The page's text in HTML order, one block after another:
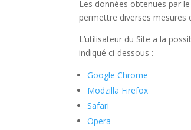
Les données obtenues par
permettre diverses mesures
L’utilisateur du Site a la
indiqué ci-dessous :
Google Chrome
Modzilla Firefox
Safari
Opera